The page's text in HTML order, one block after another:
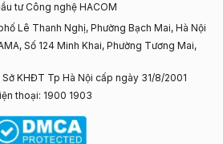
tư Công nghệ HACOM
Lê Thanh Nghị, Phường Bạch Mai, Hà Nội
Số 124 Minh Khai, Phường Tương Mai,
Sở KHĐT Tp Hà Nội cấp ngày 31/8/2001
thoại: 1900 1903